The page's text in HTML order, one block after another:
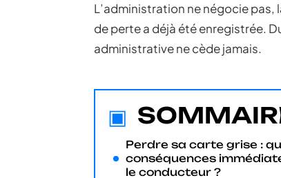
L’administration ne négocie
de perte a déjà été enregistrée.
administrative ne cède jamais.
Perdre sa carte grise :
conséquences
le conducteur ?